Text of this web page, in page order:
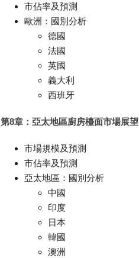
市佔率及預測
歐洲：國別分析
德國
法國
英國
義大利
西班牙
第8章：亞太地區廚房檯面市場展望
市場規模及預測
市佔率及預測
亞太地區：國別分析
中國
印度
日本
韓國
澳洲